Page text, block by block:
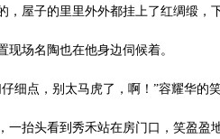
，屋子的里里外外都挂上了红绸缎，
场名陶也在他身边伺候着。
点，别太马虎了，啊！”容耀华的
头看到秀禾站在房门口，笑盈盈地